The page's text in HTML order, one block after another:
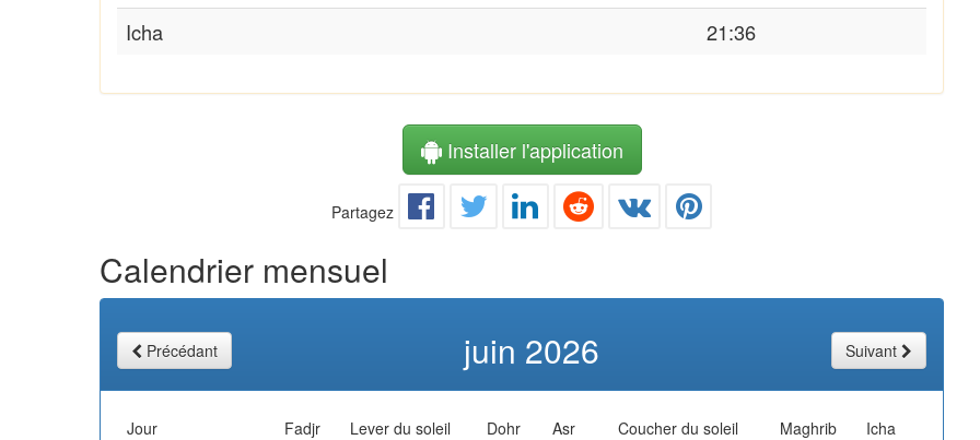
Icha
21:36
Installer l'application
Partagez
Calendrier mensuel
Précédant juin 2026 Suivant
Jour Fadjr Lever du soleil Dohr Asr Coucher du soleil Maghrib
Icha